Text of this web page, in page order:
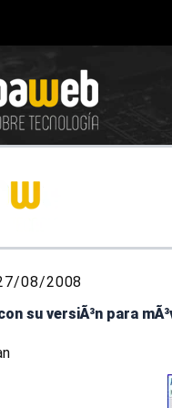
08/2008
su versiÃ³n para